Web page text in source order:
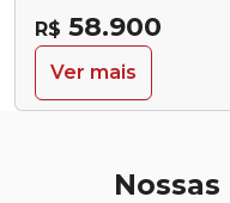
R$ 58.900
Ver mais